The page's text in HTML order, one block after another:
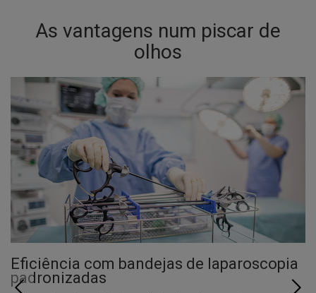
As vantagens num piscar de
olhos
Eficiência com bandejas de laparoscopia
padronizadas